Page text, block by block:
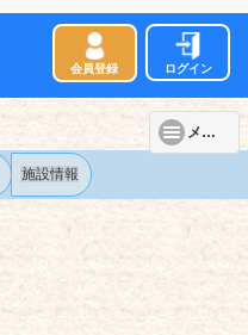
会員登録 ログイン
メニュー
施設情報